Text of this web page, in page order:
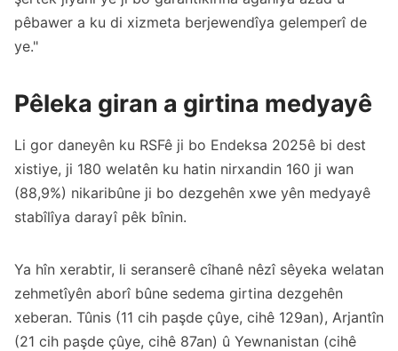
pêbawer a ku di xizmeta berjewendîya gelemperî de
ye."
Pêleka giran a girtina medyayê
Li gor daneyên ku RSFê ji bo Endeksa 2025ê bi dest
xistiye, ji 180 welatên ku hatin nirxandin 160 ji wan
(88,9%) nikaribûne ji bo dezgehên xwe yên medyayê
stabîlîya darayî pêk bînin.
Ya hîn xerabtir, li seranserê cîhanê nêzî sêyeka welatan
zehmetîyên aborî bûne sedema girtina dezgehên
xeberan. Tûnis (11 cih paşde çûye, cihê 129an), Arjantîn
(21 cih paşde çûye, cihê 87an) û Yewnanistan (cihê